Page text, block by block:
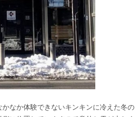
なか体験できないキンキンに冷えた冬の